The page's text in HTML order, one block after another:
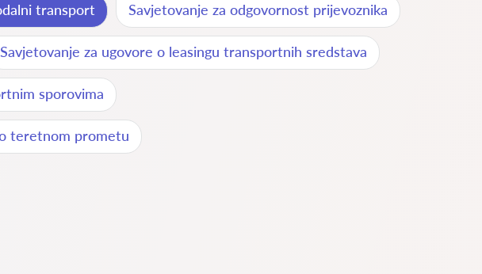
transport Savjetovanje za odgovornost prijevoznika
Savjetovanje za ugovore o leasingu transportnih sredstava
sporovima
teretnom prometu